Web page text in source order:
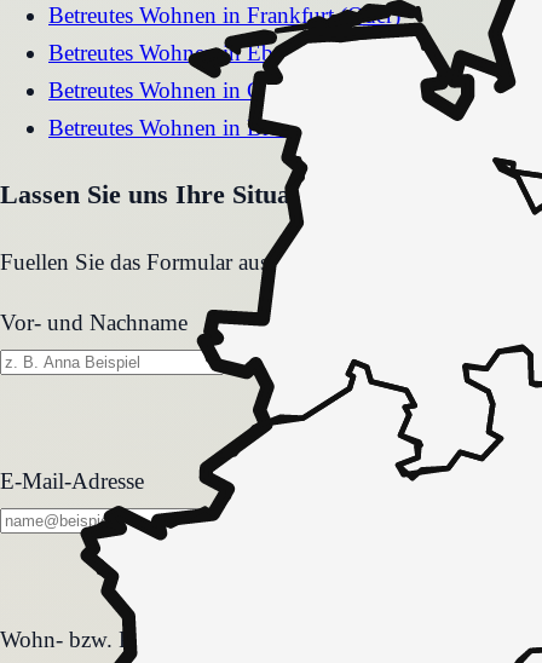
Betreutes Wohnen in Frankfurt (Oder)
Betreutes WohneninEberswalde
Betreutes Wohnen in Cottbus
Betreutes Wohnen in Brüssow
Lassen Sie uns Ihre Situation gemeinsam
Fuellen Sie das Formular aus. Wir melden uns zeitnah
Vor- und Nachname
E-Mail-Adresse
Wohn- bzw. Pflegeform
Wohn- bzw. Pflegeform